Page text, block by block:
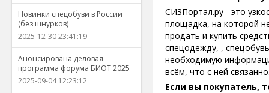
Новинки спецобуви в России
(без шнурков)
2025-12-30 23:41:19
Анонсирована деловая
программа форума БИОТ 2025
2025-09-04 12:23:12
СИЗПортал.ру - это
площадка, на которой
продать и купить
спецодежду, ,
необходимую
всём, что с ней
Если вы покупатель,